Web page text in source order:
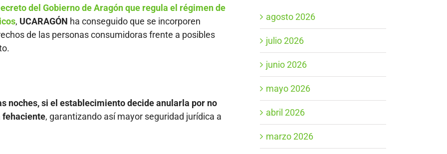
del Gobierno de Aragón que regula el régimen de
, UCARAGÓN ha conseguido que se incorporen
de las personas consumidoras frente a posibles
noches, si el establecimiento decide anularla por no
fehaciente, garantizando así mayor seguridad jurídica a
agosto 2026
julio 2026
junio 2026
mayo 2026
abril 2026
marzo 2026